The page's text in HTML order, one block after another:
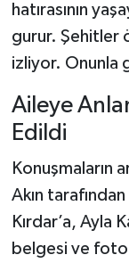
hatırasının
gurur. Şehitler
izliyor. Onunla
Aileye
Edildi
Konuşmaların
Akın
Kırdar’a, Ayla
belgesi ve